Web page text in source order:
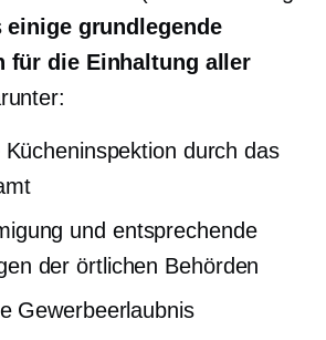
einige grundlegende
für die Einhaltung aller
Kücheninspektion durch das
und entsprechende
der örtlichen Behörden
Gewerbeerlaubnis